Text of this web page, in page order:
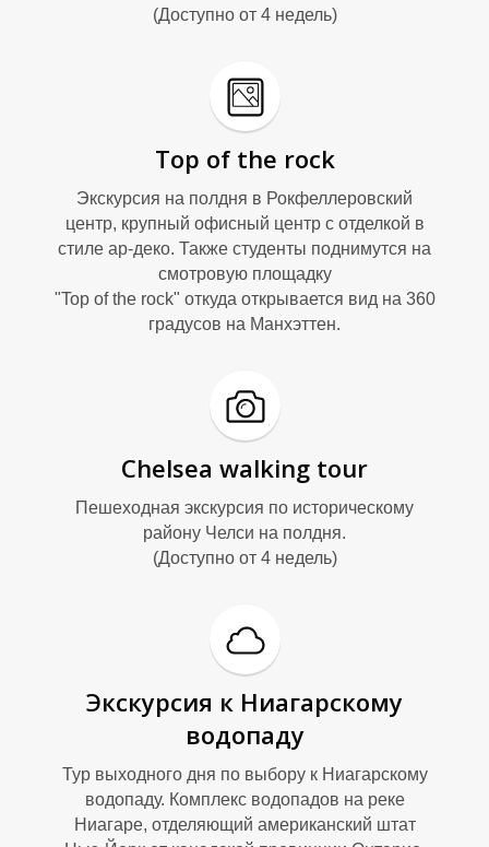
(Доступно от 4 недель)
Top of the rock
Экскурсия на полдня в Рокфеллеровский
центр, крупный офисный центр с отделкой в
стиле ар-деко. Также студенты поднимутся на
смотровую площадку
"Top of the rock" откуда открывается вид на 360
градусов на Манхэттен.
Chelsea walking tour
Пешеходная экскурсия по историческому
району Челси на полдня.
(Доступно от 4 недель)
Экскурсия к Ниагарскому
водопаду
Тур выходного дня по выбору к Ниагарскому
водопаду. Комплекс водопадов на реке
Ниагаре, отделяющий американский штат